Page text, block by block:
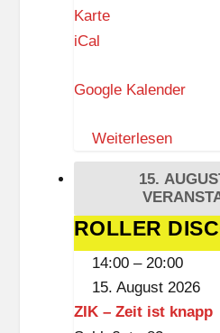
KarteK
z
r
e
f
iCal
Google Kalender
Weiterlesen
15.
ROLLER
DISCO
KIDS
ROLLER
14:00 – 20:00
15. August 2026
ZIK – Zeit ist knapp